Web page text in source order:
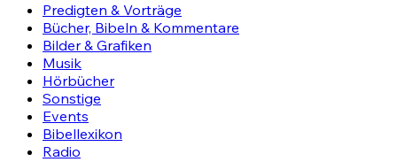
Predigten & Vorträge
Bücher, Bibeln & Kommentare
Bilder & Grafiken
Musik
Hörbücher
Sonstige
Events
Bibellexikon
Radio